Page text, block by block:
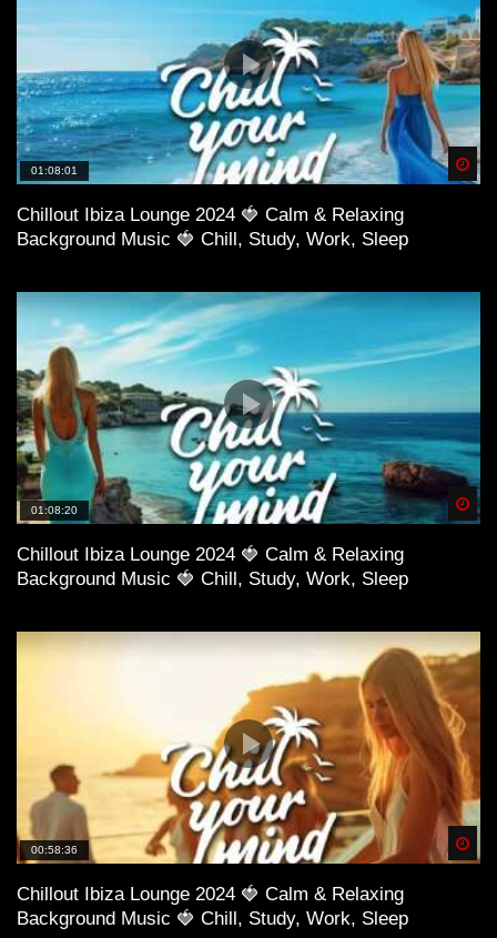
01:08:01
Chillout Ibiza Lounge 2024 🍓 Calm & Relaxing
Background Music 🍓 Chill, Study, Work, Sleep
01:08:20
Chillout Ibiza Lounge 2024 🍓 Calm & Relaxing
Background Music 🍓 Chill, Study, Work, Sleep
00:58:36
Chillout Ibiza Lounge 2024 🍓 Calm & Relaxing
Background Music 🍓 Chill, Study, Work, Sleep